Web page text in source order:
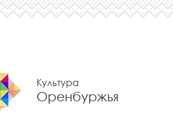
Культура
Оренбуржья